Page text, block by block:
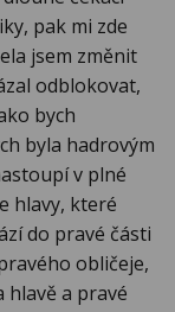
pak mi zde
jsem změnit
odblokovat,
bych
byla hadrovým
v plné
hlavy, které
do pravé části
obličeje,
hlavě a pravé